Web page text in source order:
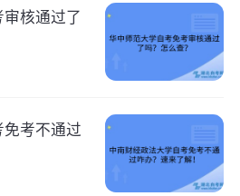
核通过了
考不通过